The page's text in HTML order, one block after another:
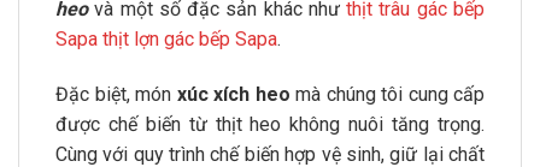
heo và một số đặc sản khác nhưthịt trâu gác bếp
Sapa thịt lợn gác bếp Sapa.
Đặc biệt, món xúc xích heo mà chúng tôi cung cấp
được chế biến từ thịt heo không nuôi tăng trọng.
Cùng với quy trình chế biến hợp vệ sinh, giữ lại chất